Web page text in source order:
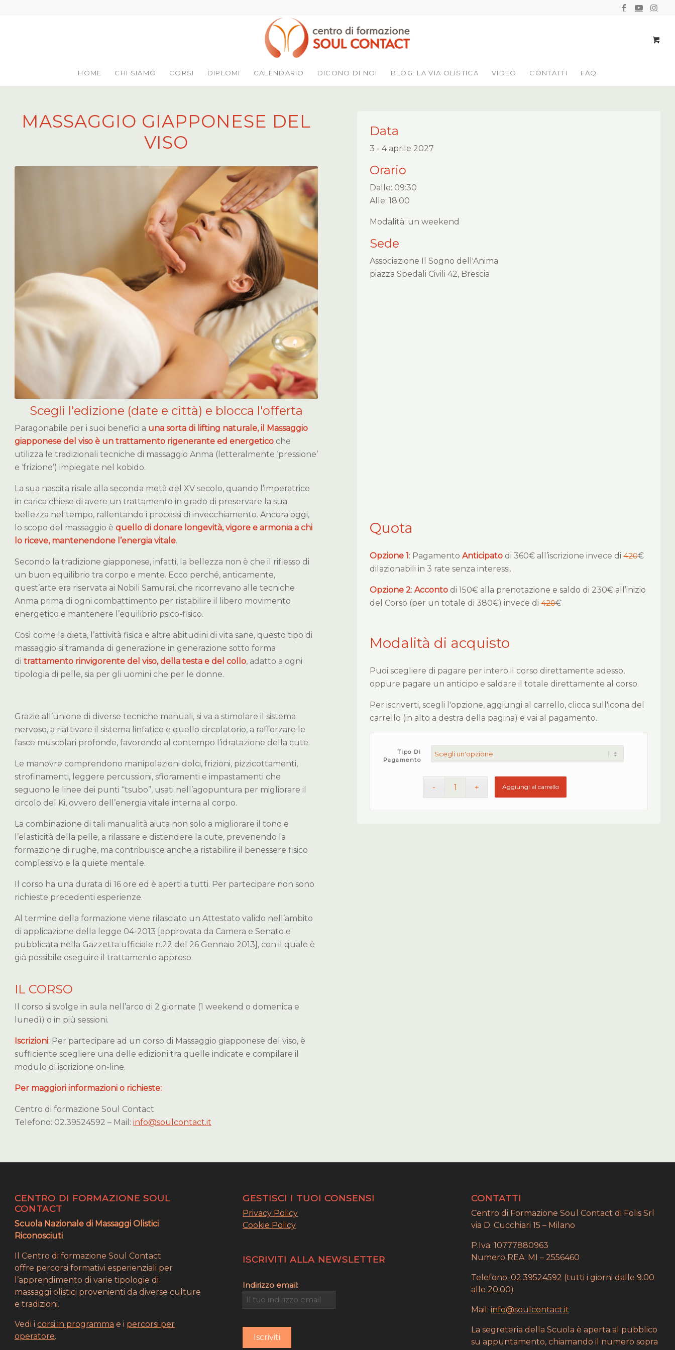
HOME CHI SIAMO CORSI DIPLOMI CALENDARIO DICONO DI NOI BLOG: LA VIA OLISTICA VIDEO CONTATTI FAQ
MASSAGGIO GIAPPONESE DEL
VISO
Scegli l'edizione (date e città) e blocca l'offerta
Paragonabile per i suoi benefici a una sorta di lifting naturale, il Massaggio
giapponese del viso è un trattamento rigenerante ed energetico che
utilizza le tradizionali tecniche di massaggio Anma (letteralmente ‘pressione’
e ‘frizione’) impiegate nel kobido.
La sua nascita risale alla seconda metà del XV secolo, quando l’imperatrice
in carica chiese di avere un trattamento in grado di preservare la sua
bellezza nel tempo, rallentando i processi di invecchiamento. Ancora oggi,
lo scopo del massaggio è quello di donare longevità, vigore e armonia a chi
lo riceve, mantenendone l’energia vitale.
Secondo la tradizione giapponese, infatti, la bellezza non è che il riflesso di
un buon equilibrio tra corpo e mente. Ecco perché, anticamente,
quest’arte era riservata ai Nobili Samurai, che ricorrevano alle tecniche
Anma prima di ogni combattimento per ristabilire il libero movimento
energetico e mantenere l’equilibrio psico-fisico.
Così come la dieta, l’attività fisica e altre abitudini di vita sane, questo tipo di
massaggio si tramanda di generazione in generazione sotto forma
di trattamento rinvigorente del viso, della testa e del collo, adatto a ogni
tipologia di pelle, sia per gli uomini che per le donne.
Grazie all’unione di diverse tecniche manuali, si va a stimolare il sistema
nervoso, a riattivare il sistema linfatico e quello circolatorio, a rafforzare le
fasce muscolari profonde, favorendo al contempo l’idratazione della cute.
Le manovre comprendono manipolazioni dolci, frizioni, pizzicottamenti,
strofinamenti, leggere percussioni, sfioramenti e impastamenti che
seguono le linee dei punti “tsubo”, usati nell’agopuntura per migliorare il
circolo del Ki, ovvero dell’energia vitale interna al corpo.
La combinazione di tali manualità aiuta non solo a migliorare il tono e
l’elasticità della pelle, a rilassare e distendere la cute, prevenendo la
formazione di rughe, ma contribuisce anche a ristabilire il benessere fisico
complessivo e la quiete mentale.
Il corso ha una durata di 16 ore ed è aperti a tutti. Per partecipare non sono
richieste precedenti esperienze.
Al termine della formazione viene rilasciato un Attestato valido nell’ambito
di applicazione della legge 04-2013 [approvata da Camera e Senato e
pubblicata nella Gazzetta ufficiale n.22 del 26 Gennaio 2013], con il quale è
già possibile eseguire il trattamento appreso.
IL CORSO
Il corso si svolge in aula nell’arco di 2 giornate (1 weekend o domenica e
lunedì) o in più sessioni.
Iscrizioni: Per partecipare ad un corso di Massaggio giapponese del viso, è
sufficiente scegliere una delle edizioni tra quelle indicate e compilare il
modulo di iscrizione on-line.
Per maggiori informazioni o richieste:
Centro di formazione Soul Contact
Telefono: 02.39524592 – Mail: info@soulcontact.it
Data
3 - 4 aprile 2027
Orario
Dalle: 09:30
Alle: 18:00
Modalità: un weekend
Sede
Associazione Il Sogno dell'Anima
piazza Spedali Civili 42, Brescia
Quota
Opzione 1: PagamentoAnticipato di 360€ all’iscrizione invece di420€
dilazionabili in 3 rate senza interessi.
Opzione 2:Acconto di 150€ alla prenotazione e saldo di 230€ all’inizio
del Corso (per un totale di 380€) invece di420€
Modalità di acquisto
Puoi scegliere di pagare per intero il corso direttamente adesso,
oppure pagare un anticipo e saldare il totale direttamente al corso.
Per iscriverti, scegli l'opzione, aggiungi al carrello, clicca sull'icona del
carrello (in alto a destra della pagina) e vai al pagamento.
Tipo Di
Pagamento
Aggiungi al carrello
CENTRO DI FORMAZIONE SOUL
CONTACT
Scuola Nazionale di Massaggi Olistici
Riconosciuti
Il Centro di formazione Soul Contact
offre percorsi formativi esperienziali per
l’apprendimento di varie tipologie di
massaggi olistici provenienti da diverse culture
e tradizioni.
Vedi i corsi in programma e i percorsi per
operatore.
GESTISCI I TUOI CONSENSI
Privacy Policy
Cookie Policy
ISCRIVITI ALLA NEWSLETTER
Indirizzo email:
CONTATTI
Centro di Formazione Soul Contact di Folis Srl
via D. Cucchiari 15 – Milano
P.Iva: 10777880963
Numero REA: MI – 2556460
Telefono: 02.39524592 (tutti i giorni dalle 9.00
alle 20.00)
Mail: info@soulcontact.it
La segreteria della Scuola è aperta al pubblico
su appuntamento, chiamando il numero sopra